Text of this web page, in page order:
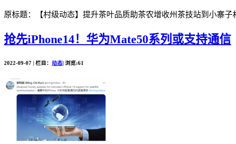
原标题：【村级动态】提升茶叶品质助茶农增收州茶技站到小寨
抢先iPhone14！华为Mate50系列或支持通信
2022-09-07 | 栏目： 动态| 浏览:61